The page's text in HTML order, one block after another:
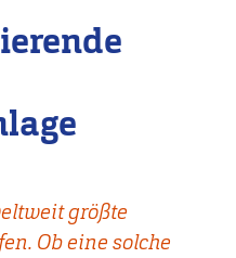
instead.
größte
Ob eine solche